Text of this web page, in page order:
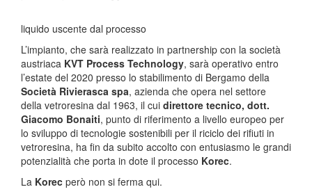
liquido uscente dal processo
L’impianto, che sarà realizzato in partnership con la società
austriaca KVT Process Technology, sarà operativo entro
l’estate del 2020 presso lo stabilimento di Bergamo della
Società Rivierasca spa, azienda che opera nel settore
della vetroresina dal 1963, il cui direttore tecnico, dott.
Giacomo Bonaiti, punto di riferimento a livello europeo per
lo sviluppo di tecnologie sostenibili per il riciclo dei rifiuti in
vetroresina, ha fin da subito accolto con entusiasmo le grandi
potenzialità che porta in dote il processo Korec.
La Korec però non si ferma qui.